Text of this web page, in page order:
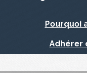
Pourquoi
Adhérer